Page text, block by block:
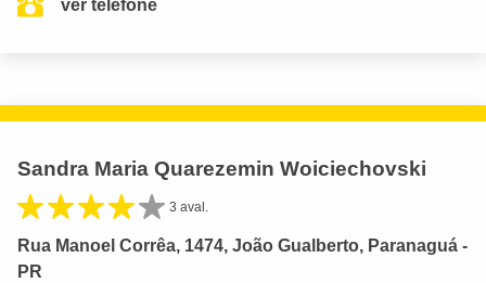
ver telefone
Sandra Maria Quarezemin Woiciechovski
3 aval.
Rua Manoel Corrêa, 1474, João Gualberto, Paranaguá -
PR